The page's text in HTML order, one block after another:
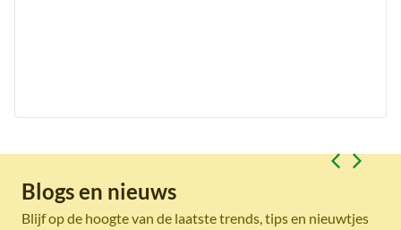
Blogs en nieuws
Blijf op de hoogte van de laatste trends, tips en nieuwtjes